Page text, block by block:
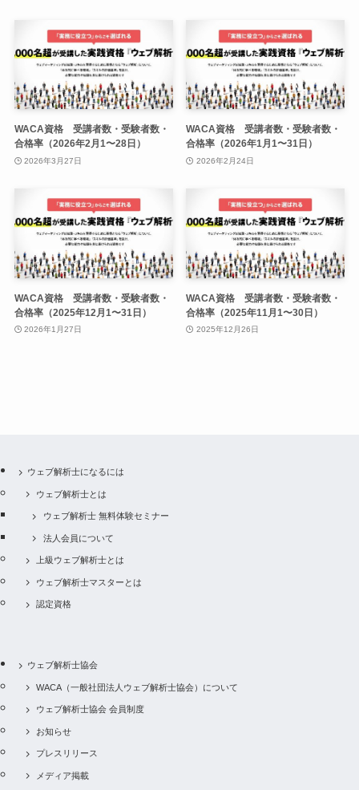
WACA資格 受講者数・受験者数・
合格率（2026年2月1〜28日）
2026年3月27日
WACA資格 受講者数・受験者数・
合格率（2026年1月1〜31日）
2026年2月24日
WACA資格 受講者数・受験者数・
合格率（2025年12月1〜31日）
2026年1月27日
WACA資格 受講者数・受験者数・
合格率（2025年11月1〜30日）
2025年12月26日
ウェブ解析士になるには
ウェブ解析士とは
ウェブ解析士 無料体験セミナー
法人会員について
上級ウェブ解析士とは
ウェブ解析士マスターとは
認定資格
ウェブ解析士協会
WACA（一般社団法人ウェブ解析士協会）について
ウェブ解析士協会 会員制度
お知らせ
プレスリリース
メディア掲載